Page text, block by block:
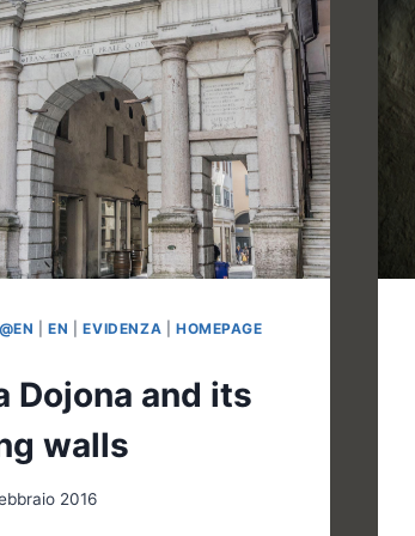
|EN |EVIDENZA
HOMEPAGE
Dojona and its
walls
2016